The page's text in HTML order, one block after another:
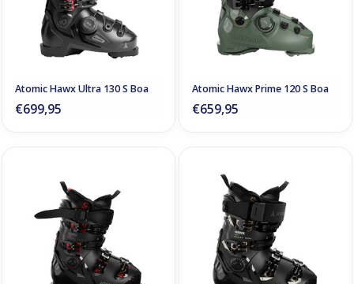
Atomic Hawx Ultra 130 S Boa
€699,95
Atomic Hawx Prime 120 S Boa
€659,95